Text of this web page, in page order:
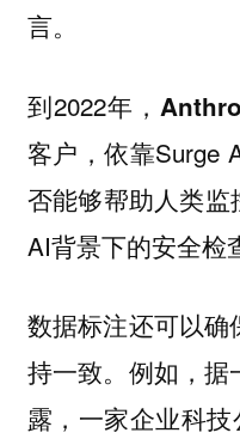
言。
到2022年，
客户，依靠Surge
否能够帮助人类监
AI背景下的安全检
数据标注还可以
持一致。例如，
露，一家企业科